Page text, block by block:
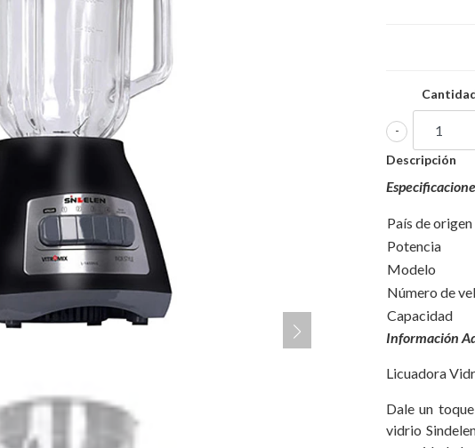
-
Descripción
País de origen
Potencia
Modelo
Número
Capacidad
Información
Licuadora
Dale un
vidrio